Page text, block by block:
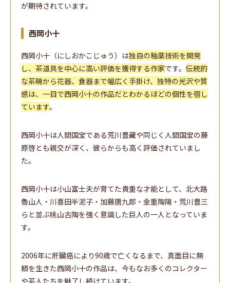
が期待されています。
西岡小十
西岡小十（にしおかこじゅう）は独自の釉薬技術を開発
し、茶道具を中心に高い評価を獲得する作家です。 伝統的
な茶碗から花器、食器まで幅広く手掛け、独特の光沢や質
感は、一目で西岡小十の作品だとわかるほどの個性を宿し
ています。
西岡小十は人間国宝である荒川豊藏や同じく人間国宝の藤
原啓とも親交が深く、彼らからも高く評価されていまし
た。
西岡小十は小山富士夫が育てた貴重な才能として、北大路
魯山人・川喜田半泥子・加藤唐九郎・金重陶陽・荒川豊三
らと並ぶ桃山古陶を強く意識した巨人の一人となっていま
す。
2006年に肝臓癌により90歳で亡くなるまで、真面目に無
頼を生きた西岡小十の作品は、今もなお多くのコレクター